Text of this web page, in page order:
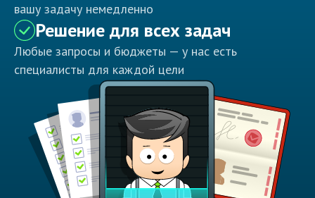
вашу задачу немедленно
Решение для всех задач
Любые запросы и бюджеты — у нас есть
специалисты для каждой цели